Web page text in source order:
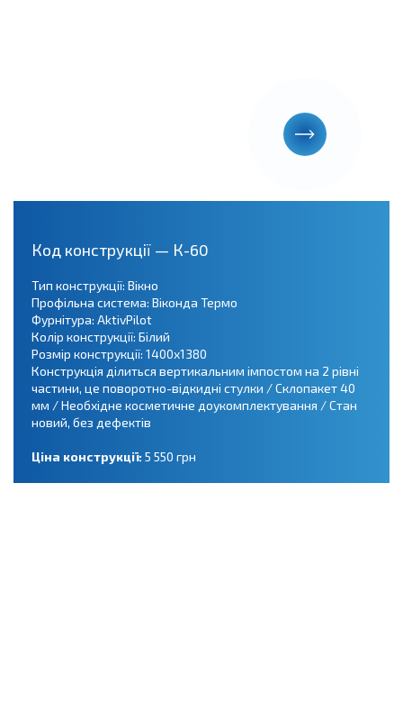
Код конструкції — К-60
Тип конструкції: Вікно
Профільна система: Віконда Термо
Фурнітура: AktivPilot
Колір конструкції: Білий
Розмір конструкції: 1400х1380
Конструкція ділиться вертикальним імпостом на 2 рівні
частини, це поворотно-відкидні стулки / Склопакет 40
мм / Необхідне косметичне доукомплектування / Стан
новий, без дефектів
Ціна конструкції: 5 550 грн